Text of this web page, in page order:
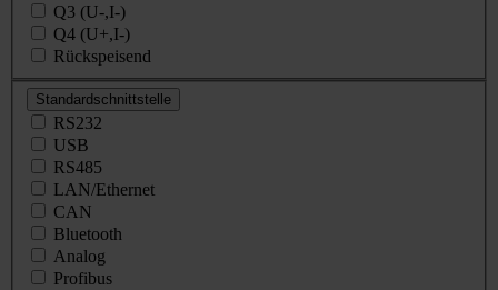
Q3 (U-,I-)
Q4 (U+,I-)
Rückspeisend
Standardschnittstelle
RS232
USB
RS485
LAN/Ethernet
CAN
Bluetooth
Analog
Profibus